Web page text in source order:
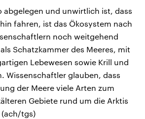
abgelegen und unwirtlich ist, dass
fahren, ist das Ökosystem nach
noch weitgehend
Schatzkammer des Meeres, mit
Lebewesen sowie Krill und
Wissenschaftler glauben, dass
der Meere viele Arten zum
Gebiete rund um die Arktis
tgs)